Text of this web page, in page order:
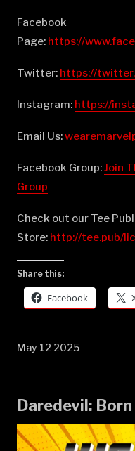
Facebook
Page: ⁠⁠⁠⁠⁠⁠⁠⁠⁠⁠⁠⁠⁠⁠⁠⁠⁠⁠⁠⁠⁠⁠⁠⁠⁠⁠⁠⁠⁠⁠⁠⁠⁠⁠⁠⁠⁠⁠⁠⁠⁠⁠⁠⁠⁠⁠⁠⁠https://
Twitter: ⁠⁠⁠⁠⁠⁠⁠⁠⁠⁠⁠⁠⁠⁠⁠⁠⁠⁠⁠⁠⁠⁠⁠⁠⁠⁠⁠⁠⁠⁠⁠⁠⁠⁠⁠⁠⁠⁠⁠⁠⁠⁠⁠⁠⁠⁠⁠⁠https://
Instagram: ⁠⁠⁠⁠⁠⁠⁠⁠⁠⁠⁠⁠⁠⁠⁠⁠⁠⁠⁠⁠⁠⁠⁠⁠⁠⁠⁠⁠⁠⁠⁠⁠⁠⁠⁠⁠⁠⁠⁠⁠⁠⁠⁠⁠⁠⁠⁠⁠https://
Email Us:
Facebook Group:⁠⁠⁠⁠⁠⁠⁠⁠⁠⁠⁠⁠⁠⁠⁠⁠⁠⁠⁠⁠⁠⁠⁠⁠⁠⁠⁠⁠⁠⁠⁠⁠⁠⁠⁠⁠⁠⁠⁠⁠⁠⁠⁠⁠⁠⁠⁠⁠Join
Group⁠⁠⁠⁠⁠⁠⁠⁠⁠⁠⁠⁠⁠⁠⁠⁠⁠⁠⁠⁠⁠⁠⁠⁠⁠⁠⁠⁠⁠⁠⁠⁠⁠⁠⁠⁠⁠⁠⁠⁠⁠⁠⁠⁠⁠⁠⁠⁠
Check out our Tee
Store: ⁠⁠⁠⁠⁠⁠⁠⁠⁠⁠⁠⁠⁠⁠⁠⁠⁠⁠⁠⁠⁠⁠⁠⁠⁠⁠⁠⁠⁠⁠⁠⁠⁠⁠⁠⁠⁠⁠⁠⁠⁠⁠⁠⁠⁠⁠⁠⁠http://tee.pub/
Share this:
Facebook
May 12 2025
Daredevil: